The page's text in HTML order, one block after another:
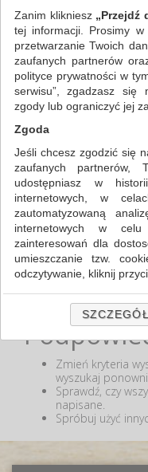
WSZYSTKIE
NAJCHĘTNIEJ
FILTRY
Zakres cenowy
MIN:
MAX:
ODZNACZ
Nie odnaleziono
lub podana fraza
Zmień kryteria
wyszukaj
Sprawdź, czy
napisane.
Spróbuj użyć
Zanim klikniesz „Przejdź
tej informacji. Prosimy
przetwarzanie Twoich
zaufanych partnerów
polityce prywatności w
serwisu”, zgadzasz się
zgody lub ograniczyć jej
Zgoda
Jeśli chcesz zgodzić się
zaufanych partnerów,
udostępniasz w
internetowych, w
zautomatyzowaną
internetowych w celu
zainteresowań dla
umieszczanie tzw.
odczytywanie, kliknij
Jeśli nie chcesz wyrazić
„Szczegóły”, gdzie
zrobić . Te same
naszą polityką
W przypadku
wcześniejsza zgoda
konta. Każda Państwa
dowolnym momencie
Klauzula